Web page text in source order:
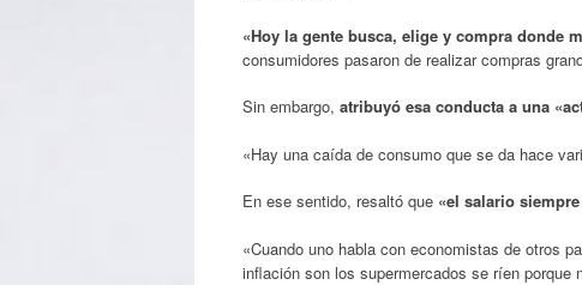
«Hoy la gente busca, elige y compra donde
consumidores pasaron de realizar compras
Sin embargo, atribuyó esa conducta a una
«Hay una caída de consumo que se da hace
En ese sentido, resaltó que «el salario
«Cuando uno habla con economistas de otros
inflación son los supermercados se ríen porque